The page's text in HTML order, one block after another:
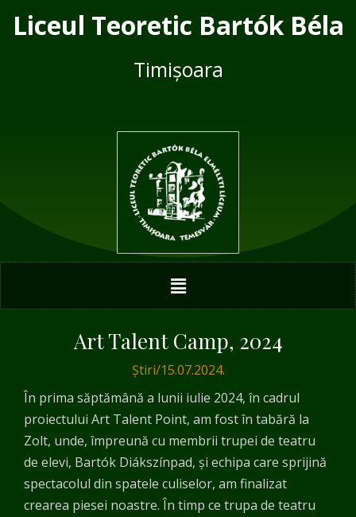
Liceul Teoretic Bartók Béla
Timișoara
Menu
Art Talent Camp, 2024
Știri/15.07.2024.
În prima săptămână a lunii iulie 2024, în cadrul
proiectului Art Talent Point, am fost în tabără la
Zolt, unde, împreună cu membrii trupei de teatru
de elevi, Bartók Diákszínpad, și echipa care sprijină
spectacolul din spatele culiselor, am finalizat
crearea piesei noastre. În timp ce trupa de teatru
navigation